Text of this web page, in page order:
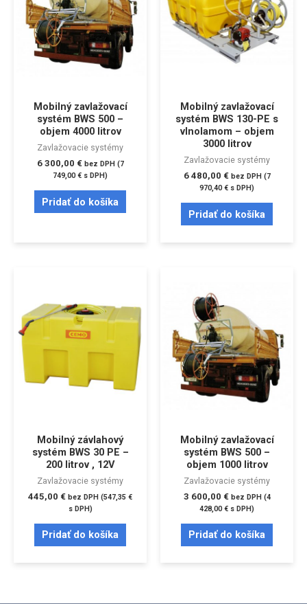
Mobilný zavlažovací
systém BWS 500 –
objem 4000 litrov
Zavlažovacie systémy
6 300,00 € bez DPH (7
749,00€ s DPH)
Pridať do košíka
Mobilný zavlažovací
systém BWS 130-PE s
vlnolamom – objem
3000 litrov
Zavlažovacie systémy
6 480,00 € bez DPH (7
970,40€ s DPH)
Pridať do košíka
Mobilný závlahový
systém BWS 30 PE –
200 litrov , 12V
Zavlažovacie systémy
445,00 € bez DPH (547,35 €
s DPH)
Pridať do košíka
Mobilný zavlažovací
systém BWS 500 –
objem 1000 litrov
Zavlažovacie systémy
3 600,00 € bez DPH (4
428,00€ s DPH)
Pridať do košíka